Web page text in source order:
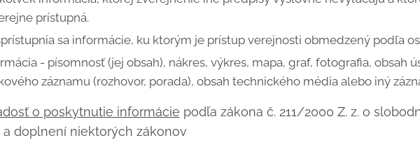
prístupná.
sa informácie, ku ktorým je prístup verejnosti obmedzený podľa
- písomnosť (jej obsah), nákres, výkres, mapa, graf, fotografia, obsah
záznamu (rozhovor, porada), obsah technického média alebo iný
o poskytnutie informácie podľa zákona č. 211/2000 Z. z. o
a doplnení niektorých zákonov